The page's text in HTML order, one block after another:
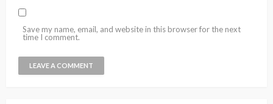
Save my name, email, and website in this browser for the next
time I comment.